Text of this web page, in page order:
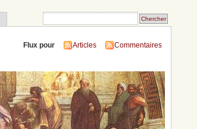
Flux pour Articles Commentaires